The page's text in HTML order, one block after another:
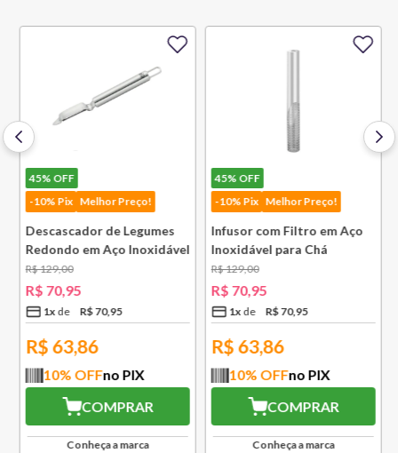
45%OFF
-10% Pix
Melhor Preço!
Descascador de Legumes
Redondo em Aço Inoxidável
131 mm Bsf
R$129,00
R$ 70,95
1x R$ 70,95
R$ 63,86
10% OFFno PIX
COMPRAR
Conheça a marca
45%OFF
-10% Pix
Melhor Preço!
Infusor com Filtro em Aço
Inoxidável para Chá
Lausanne Bsf
R$129,00
R$ 70,95
1x R$ 70,95
R$ 63,86
10% OFFno PIX
COMPRAR
Conheça a marca